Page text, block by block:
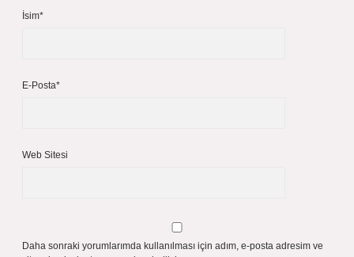
İsim*
E-Posta*
Web Sitesi
Daha sonraki yorumlarımda kullanılması için adım, e-posta adresim ve